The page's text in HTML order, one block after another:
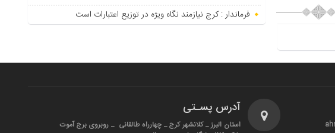
فرماندار : کرج نیازمند نگاه ویژه در توزیع اعتبارات است
آدرس پسـتی
استان البرز _ کلانشهر کرج _ چهارراه طالقانی _ روبروی برج آموت